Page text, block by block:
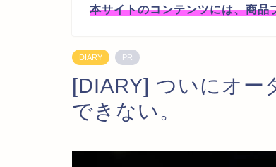
本サイトのコンテンツには、商品
DIARY PR
[DIARY] ついにオー
できない。